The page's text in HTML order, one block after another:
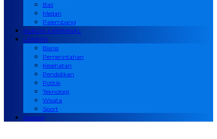
Bali
Medan
Palembang
HUKUM & KRIMINAL
LAINNYA
Bisnis
Pemerintahan
Kesehatan
Pendidikan
Politik
Teknologi
Wisata
Sport
Redaksi